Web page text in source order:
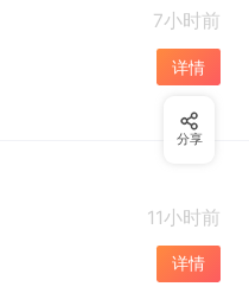
7小时前
详情
11小时前
详情
分享